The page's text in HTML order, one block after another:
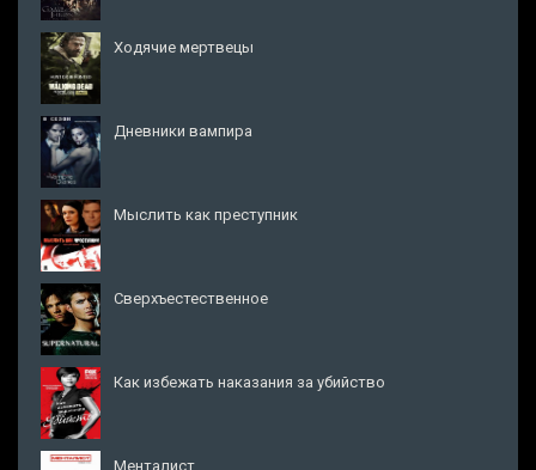
Ходячие мертвецы
Дневники вампира
Мыслить как преступник
Сверхъестественное
Как избежать наказания за убийство
Менталист